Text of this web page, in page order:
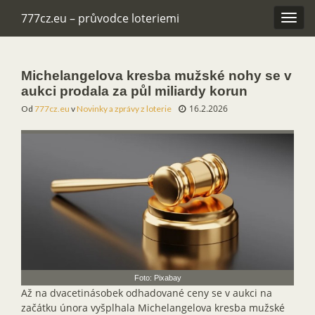
777cz.eu – průvodce loteriemi
Michelangelova kresba mužské nohy se v
aukci prodala za půl miliardy korun
Od 777cz.eu vNovinky a zprávy z loterie 16.2.2026
Foto: Pixabay
Až na dvacetinásobek odhadované ceny se v aukci na
začátku února vyšplhala Michelangelova kresba mužské